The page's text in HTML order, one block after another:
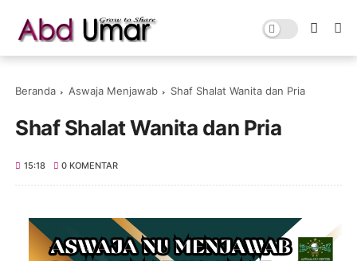
Beranda Aswaja Menjawab Shaf Shalat Wanita dan Pria
Shaf Shalat Wanita dan Pria
15:18 0 KOMENTAR